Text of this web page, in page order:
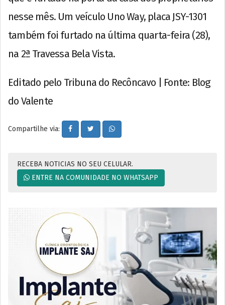
nesse mês. Um veículo Uno Way, placa JSY-1301
também foi furtado na última quarta-feira (28),
na 2ª Travessa Bela Vista.
Editado pelo Tribuna do Recôncavo | Fonte: Blog
do Valente
Compartilhe via:
RECEBA NOTICIAS NO SEU CELULAR.
ENTRE NA COMUNIDADE NO WHATSAPP